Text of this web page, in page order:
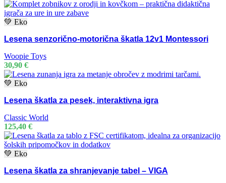
💚 Eko
Lesena senzorično-motorična škatla 12v1 Montessori
Woopie Toys
30,90 €
💚 Eko
Lesena škatla za pesek, interaktivna igra
Classic World
125,40 €
💚 Eko
Lesena škatla za shranjevanje tabel – VIGA